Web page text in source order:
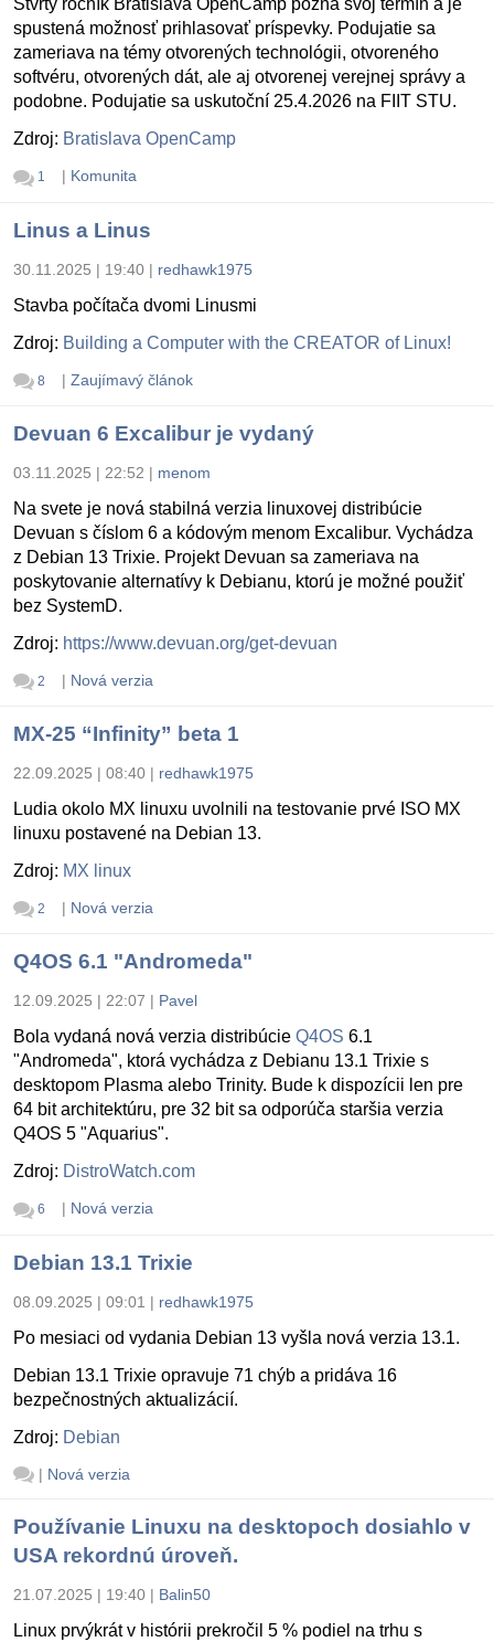
Štvrtý ročník Bratislava OpenCamp pozná svoj termín a je
spustená možnosť prihlasovať príspevky. Podujatie sa
zameriava na témy otvorených technológii, otvoreného
softvéru, otvorených dát, ale aj otvorenej verejnej správy a
podobne. Podujatie sa uskutoční 25.4.2026 na FIIT STU.
Zdroj: Bratislava OpenCamp
1 | Komunita
Linus a Linus
30.11.2025 | 19:40 | redhawk1975
Stavba počítača dvomi Linusmi
Zdroj: Building a Computer with the CREATOR of Linux!
8 | Zaujímavý článok
Devuan 6 Excalibur je vydaný
03.11.2025 | 22:52 | menom
Na svete je nová stabilná verzia linuxovej distribúcie
Devuan s číslom 6 a kódovým menom Excalibur. Vychádza
z Debian 13 Trixie. Projekt Devuan sa zameriava na
poskytovanie alternatívy k Debianu, ktorú je možné použiť
bez SystemD.
Zdroj: https://www.devuan.org/get-devuan
2 | Nová verzia
MX-25 “Infinity” beta 1
22.09.2025 | 08:40 | redhawk1975
Ludia okolo MX linuxu uvolnili na testovanie prvé ISO MX
linuxu postavené na Debian 13.
Zdroj: MX linux
2 | Nová verzia
Q4OS 6.1 "Andromeda"
12.09.2025 | 22:07 | Pavel
Bola vydaná nová verzia distribúcie Q4OS 6.1
"Andromeda", ktorá vychádza z Debianu 13.1 Trixie s
desktopom Plasma alebo Trinity. Bude k dispozícii len pre
64 bit architektúru, pre 32 bit sa odporúča staršia verzia
Q4OS 5 "Aquarius".
Zdroj: DistroWatch.com
6 | Nová verzia
Debian 13.1 Trixie
08.09.2025 | 09:01 | redhawk1975
Po mesiaci od vydania Debian 13 vyšla nová verzia 13.1.
Debian 13.1 Trixie opravuje 71 chýb a pridáva 16
bezpečnostných aktualizácií.
Zdroj: Debian
| Nová verzia
Používanie Linuxu na desktopoch dosiahlo v
USA rekordnú úroveň.
21.07.2025 | 19:40 | Balin50
Linux prvýkrát v histórii prekročil 5 % podiel na trhu s